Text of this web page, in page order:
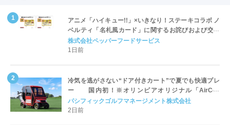
アニメ「ハイキュー!!」×いきなり！ステーキコラボ ノ
ベルティ「名札風カード」に関するお詫びおよび交換
対応についてのご案内
株式会社ペッパーフードサービス
1日前
冷気を逃がさない“ドア付きカート”で夏でも快適プレ
ー 国内初！※オリンピアオリジナル「AirCon
Cart（エアコンカート）」導入 | ＰＧＭ
パシフィックゴルフマネージメント株式会社
2日前